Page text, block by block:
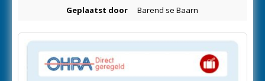
Geplaatst door Barend se Baarn